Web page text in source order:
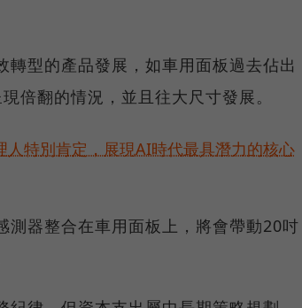
型的產品發展，如車用面板過去佔出
倍翻的情況，並且往大尺寸發展。
特別肯定，展現AI時代最具潛力的核心
測器整合在車用面板上，將會帶動20吋